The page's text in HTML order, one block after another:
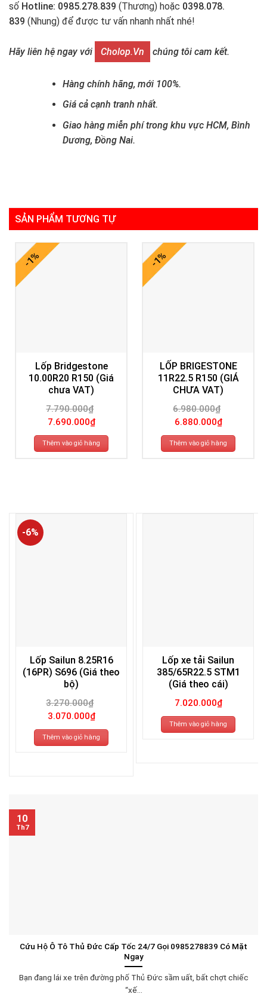
số Hotline: 0985.278.839 (Thương) hoặc 0398.078.
839 (Nhung) để được tư vấn nhanh nhất nhé!
Hãy liên hệ ngay với Cholop.vn chúng tôi cam kết.
Hàng chính hãng, mới 100%.
Giá cả cạnh tranh nhất.
Giao hàng miễn phí trong khu vực HCM, Bình
Dương, Đồng Nai.
SẢN PHẨM TƯƠNG TỰ
-1%
Lốp Bridgestone
10.00R20 R150 (Giá
chưa VAT)
7.790.000₫
Giá
gốc
là:
7.790.000₫.
7.690.000₫Giá
hiện
tại
là:
7.690.000₫.
Thêm vào giỏ hàng
-1%
LỐP BRIGESTONE
11R22.5 R150 (GIÁ
CHƯA VAT)
6.980.000₫
Giá
gốc
là:
6.980.000₫.
6.880.000₫Giá
hiện
tại
là:
6.880.000₫.
Thêm vào giỏ hàng
-6%
Lốp Sailun 8.25R16
(16PR) S696 (Giá theo
bộ)
3.270.000₫
Giá
gốc
là:
3.270.000₫.
3.070.000₫Giá
hiện
tại
là:
3.070.000₫.
Thêm vào giỏ hàng
Lốp xe tải Sailun
385/65R22.5 STM1
(Giá theo cái)
7.020.000₫
Thêm vào giỏ hàng
Cứu Hộ Ô Tô Thủ Đức Cấp Tốc 24/7 Gọi 0985278839 Có Mặt
Ngay
Bạn đang lái xe trên đường phố Thủ Đức sầm uất, bất chợt chiếc
“xế...
10
Th7